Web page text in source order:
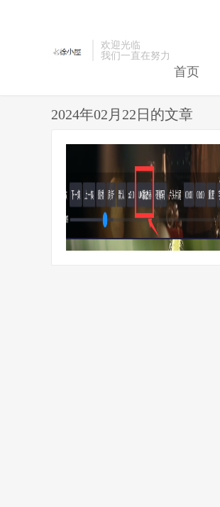
欢迎光临
我们一直在努力
首页
2024年02月22日的文章